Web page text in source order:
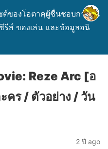
ต์ของโอตาคุผู้ชื่นชอบการ์ตูน
รีส์ ของเล่น และข้อมูลอนิ
Reze Arc [อ
คร / ตัวอย่าง / วัน
2 ปี ago